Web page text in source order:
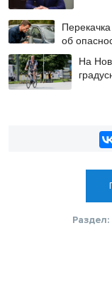
об
На
Раздел: